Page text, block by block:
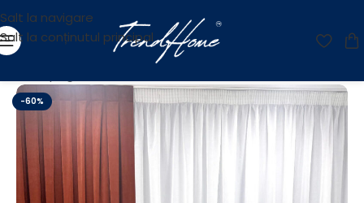
Salt la navigare
Salt la conținutul principal
-60%